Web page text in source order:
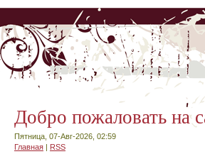
Добро пожаловать на
Пятница, 07-Авг-2026, 02:59
Главная | RSS